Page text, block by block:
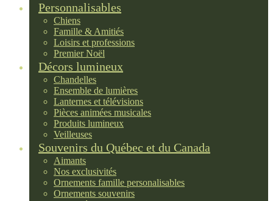
Personnalisables
Chiens
Famille & Amitiés
Loisirs et professions
Premier Noël
Décors lumineux
Chandelles
Ensemble de lumières
Lanternes et télévisions
Pièces animées musicales
Produits lumineux
Veilleuses
Souvenirs du Québec et du Canada
Aimants
Nos exclusivités
Ornements famille personalisables
Ornements souvenirs